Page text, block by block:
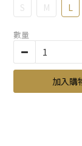
S M L
數量
加入購